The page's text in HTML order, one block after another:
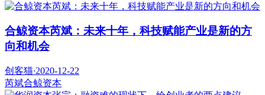
合鲸资本芮斌：未来十年，科技赋能产业是新的方
向和机会
创客猫·2020-12-22
芮斌合鲸资本